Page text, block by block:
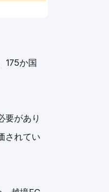
175か国
要があり
されてい